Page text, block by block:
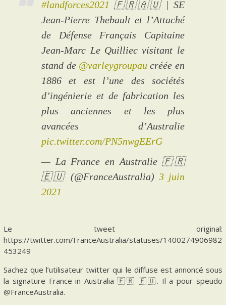
#landforces2021 🇫🇷🇦🇺 | SE
Jean-Pierre Thebault et l’Attaché
de Défense Français Capitaine
Jean-Marc Le Quilliec visitant le
stand de @varleygroupau créée en
1886 et est l’une des sociétés
d’ingénierie et de fabrication les
plus anciennes et les plus
avancées d’Australie
pic.twitter.com/PN5nwgEErG
— La France en Australie 🇫🇷
🇪🇺 (@FranceAustralia) 3 juin
2021
Le tweet original:
https://twitter.com/FranceAustralia/statuses/1400274906982
453249
Sachez que l’utilisateur twitter qui le diffuse est annoncé sous
la signature France in Australia 🇫🇷 🇪🇺. Il a pour speudo
@FranceAustralia.